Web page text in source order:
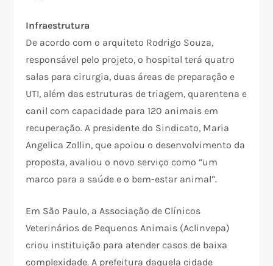
Infraestrutura
De acordo com o arquiteto Rodrigo Souza,
responsável pelo projeto, o hospital terá quatro
salas para cirurgia, duas áreas de preparação e
UTI, além das estruturas de triagem, quarentena e
canil com capacidade para 120 animais em
recuperação. A presidente do Sindicato, Maria
Angelica Zollin, que apoiou o desenvolvimento da
proposta, avaliou o novo serviço como “um
marco para a saúde e o bem-estar animal”.
Em São Paulo, a Associação de Clínicos
Veterinários de Pequenos Animais (Aclinvepa)
criou instituição para atender casos de baixa
complexidade. A prefeitura daquela cidade